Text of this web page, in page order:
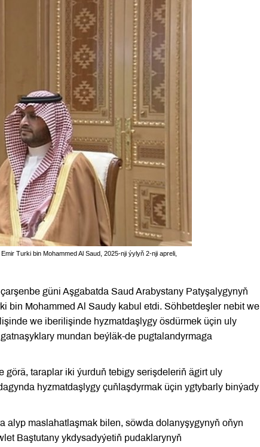
Turki bin Mohammed Al Saud, 2025-nji ýylyň 2-nji apreli,
güni Aşgabatda Saud Arabystany Patyşalygynyň
bin Mohammed Al Saudy kabul etdi. Söhbetdeşler nebit we
we iberilişinde hyzmatdaşlygy ösdürmek üçin uly
mundan beýläk-de pugtalandyrmaga
görä, taraplar iki ýurduň tebigy serişdeleriň ägirt uly
hyzmatdaşlygy çuňlaşdyrmak üçin ygtybarly binýady
alyp maslahatlaşmak bilen, söwda dolanyşygynyň oňyn
Baştutany ykdysadyýetiň pudaklarynyň